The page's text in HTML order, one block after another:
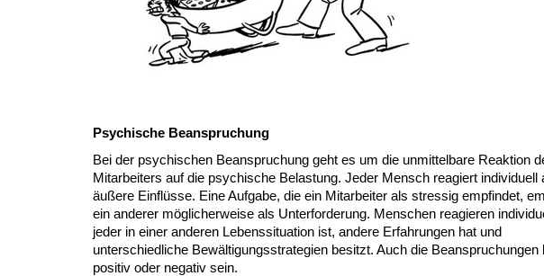
Psychische Beanspruchung
Bei der psychischen Beanspruchung geht es um die unmittelbare Reaktion
Mitarbeiters auf die psychische Belastung. Jeder Mensch reagiert individuell
äußere Einflüsse. Eine Aufgabe, die ein Mitarbeiter als stressig empfindet,
ein anderer möglicherweise als Unterforderung. Menschen reagieren
jeder in einer anderen Lebenssituation ist, andere Erfahrungen hat und
unterschiedliche Bewältigungsstrategien besitzt. Auch die Beanspruchungen
positiv oder negativ sein.